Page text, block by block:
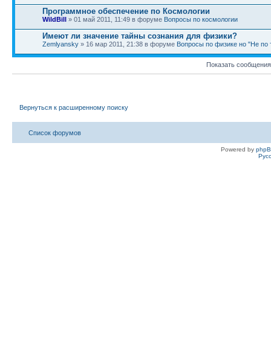
Программное обеспечение по Космологии
WildBill » 01 май 2011, 11:49 в форуме Вопросы по космологии
Имеют ли значение тайны сознания для физики?
Zemlyansky » 16 мар 2011, 21:38 в форуме Вопросы по физике но "Не по
Показать
Вернуться к расширенному поиску
Список форумов
Powered by